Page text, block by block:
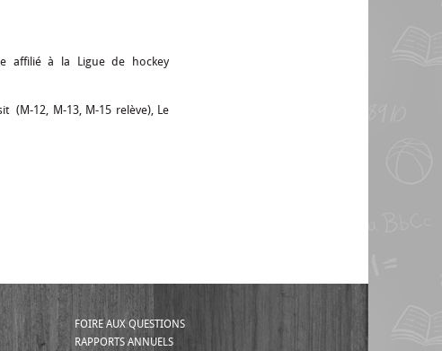
affilié à la Ligue de hockey
(M-12, M-13, M-15 relève), Le
FOIRE AUX QUESTIONS
RAPPORTS ANNUELS